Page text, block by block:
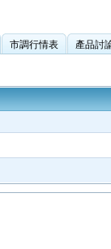
市調行情表 產品討